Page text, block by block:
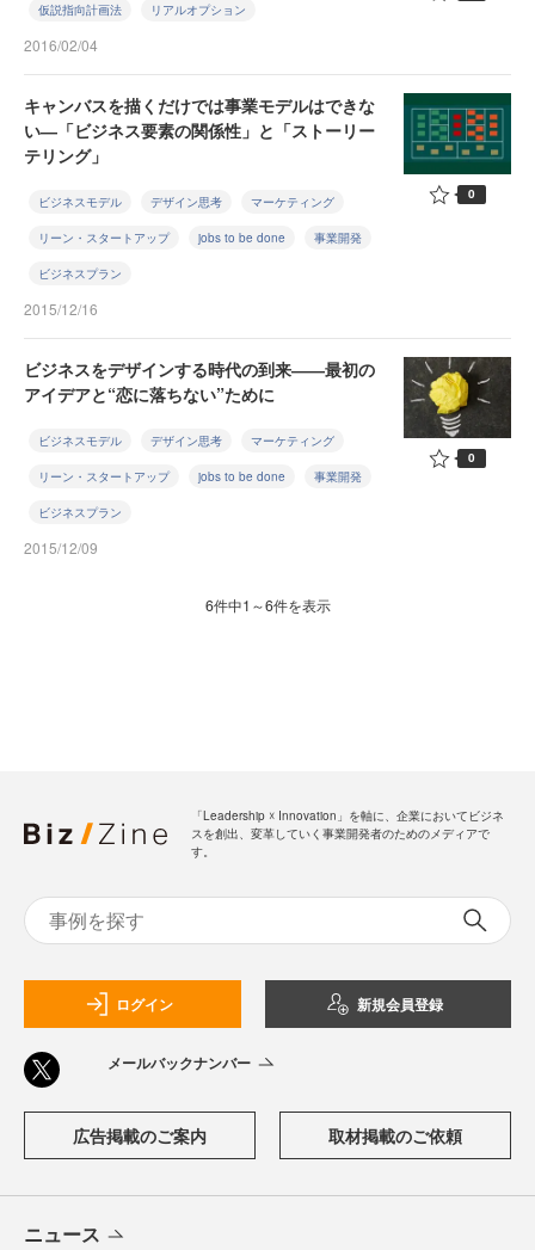
仮説指向計画法 リアルオプション
2016/02/04
キャンバスを描くだけでは事業モデルはできな
い―「ビジネス要素の関係性」と「ストーリー
テリング」
ビジネスモデル デザイン思考 マーケティング
リーン・スタートアップ jobs to be done 事業開発
ビジネスプラン
2015/12/16
0
ビジネスをデザインする時代の到来――最初の
アイデアと“恋に落ちない”ために
ビジネスモデル デザイン思考 マーケティング
リーン・スタートアップ jobs to be done 事業開発
ビジネスプラン
2015/12/09
0
6件中1～6件を表示
「Leadership ☓ Innovation」を軸に、企業においてビジネ
スを創出、変革していく事業開発者のためのメディアで
す。
ログイン 新規会員登録
メールバックナンバー
広告掲載のご案内 取材掲載のご依頼
ニュース